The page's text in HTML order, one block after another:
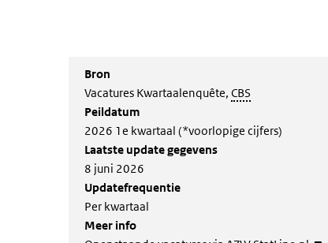
Bron
Vacatures Kwartaalenquête, CBS
Peildatum
2026 1e kwartaal (*voorlopige cijfers)
Laatste update gegevens
8 juni 2026
Updatefrequentie
Per kwartaal
Meer info